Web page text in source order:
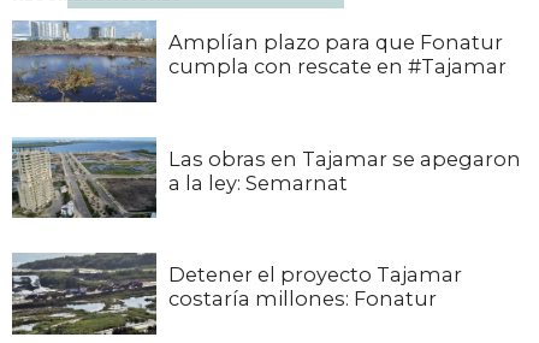
Amplían plazo para que Fonatur
cumpla con rescate en #Tajamar
Las obras en Tajamar se apegaron
a la ley: Semarnat
Detener el proyecto Tajamar
costaría millones: Fonatur